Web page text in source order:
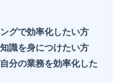
グで効率化したい方
識を身につけたい方
分の業務を効率化した